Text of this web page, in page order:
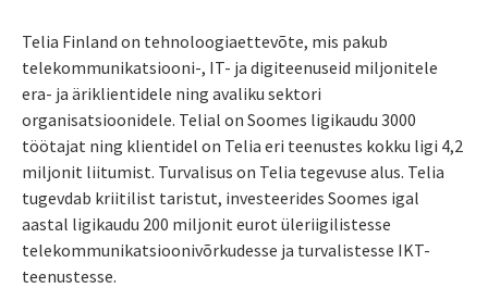
Telia Finland on tehnoloogiaettevõte, mis pakub
telekommunikatsiooni-, IT- ja digiteenuseid miljonitele
era- ja äriklientidele ning avaliku sektori
organisatsioonidele. Telial on Soomes ligikaudu 3000
töötajat ning klientidel on Telia eri teenustes kokku ligi 4,2
miljonit liitumist. Turvalisus on Telia tegevuse alus. Telia
tugevdab kriitilist taristut, investeerides Soomes igal
aastal ligikaudu 200 miljonit eurot üleriigilistesse
telekommunikatsioonivõrkudesse ja turvalistesse IKT-
teenustesse.